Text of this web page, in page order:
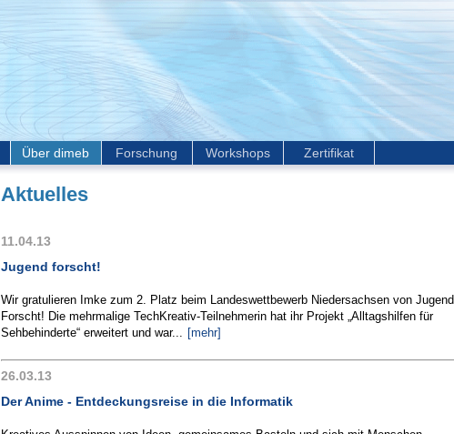
Über dimeb Forschung Workshops Zertifikat
Aktuelles
11.04.13
Jugend forscht!
Wir gratulieren Imke zum 2. Platz beim Landeswettbewerb Niedersachsen von Jugend
Forscht! Die mehrmalige TechKreativ-Teilnehmerin hat ihr Projekt „Alltagshilfen für
Sehbehinderte“ erweitert und war... [mehr]
26.03.13
Der Anime - Entdeckungsreise in die Informatik